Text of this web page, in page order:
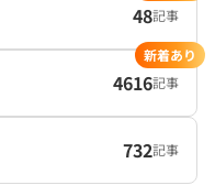
48記事
4616記事
新着あり
732記事